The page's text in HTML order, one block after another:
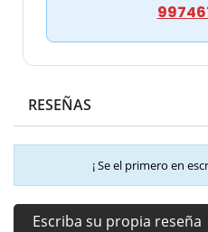
RESEÑAS
¡ Se el primero en
Escriba su propia reseña